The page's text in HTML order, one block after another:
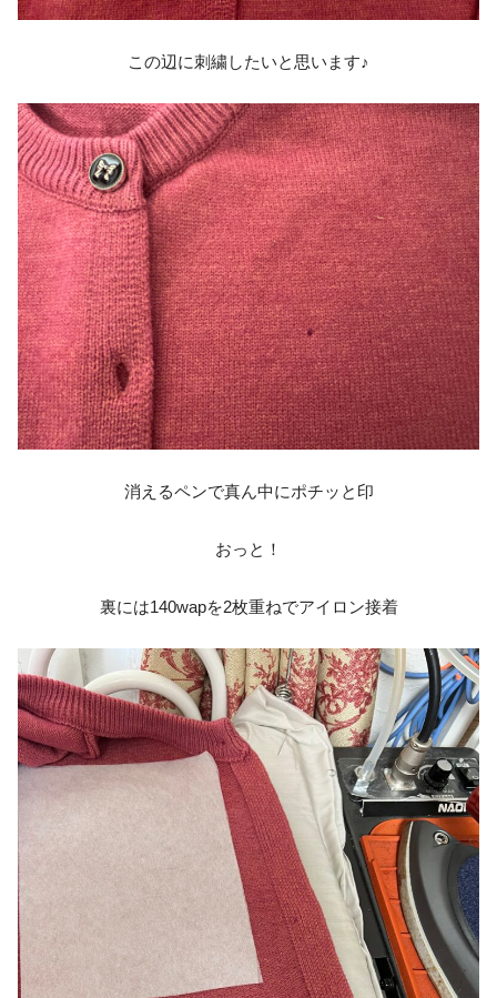
この辺に刺繍したいと思います♪
消えるペンで真ん中にポチッと印
おっと！
裏には140wapを2枚重ねでアイロン接着